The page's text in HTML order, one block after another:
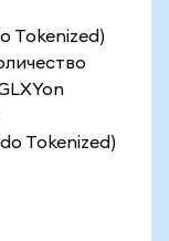
Tokenized)
Tokenized)